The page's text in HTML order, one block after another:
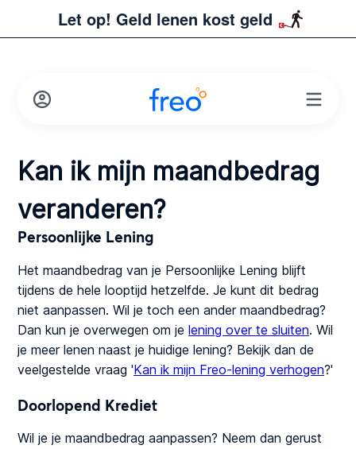
Let op! Geld lenen kost geld
Kan ik mijn maandbedrag
veranderen?
Persoonlijke Lening
Het maandbedrag van je Persoonlijke Lening blijft
tijdens de hele looptijd hetzelfde. Je kunt dit bedrag
niet aanpassen. Wil je toch een ander maandbedrag?
Dan kun je overwegen om je lening over te sluiten. Wil
je meer lenen naast je huidige lening? Bekijk dan de
veelgestelde vraag 'Kan ik mijn Freo-lening verhogen?'
Doorlopend Krediet
Wil je je maandbedrag aanpassen? Neem dan gerust